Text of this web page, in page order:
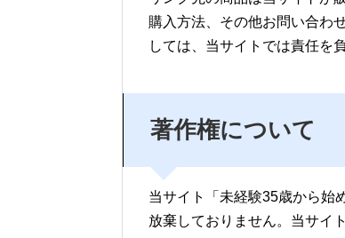
購入方法、その他お問い合わ
しては、当サイトでは責任を
著作権について
当サイト「未経験35歳から始
放棄しておりません。当サイ